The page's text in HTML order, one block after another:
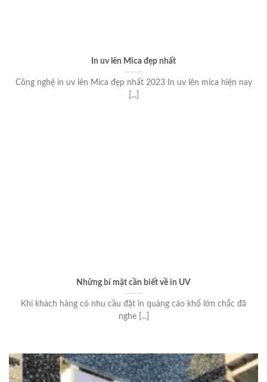
In uv lên Mica đẹp nhất
Công nghệ in uv lên Mica đẹp nhất 2023 In uv lên mica hiện nay
[...]
Những bí mật cần biết về in UV
Khi khách hàng có nhu cầu đặt in quảng cáo khổ lớn chắc đã
nghe [...]